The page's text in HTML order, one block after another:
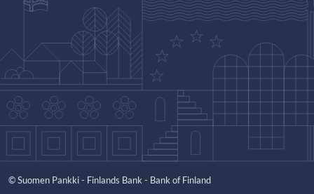
© Suomen Pankki - Finlands Bank - Bank of Finland